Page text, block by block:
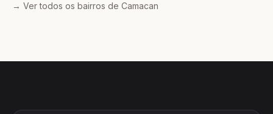
→ Ver todos os bairros de Camacan